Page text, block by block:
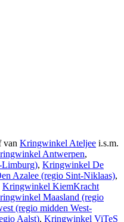
van Kringwinkel Ateljee i.s.m.
Antwerpen,
, Kringwinkel De
Azalee (regio Sint-Niklaas),
Kringwinkel KiemKracht
Maasland (regio
(regio midden West-
Aalst), Kringwinkel ViTeS